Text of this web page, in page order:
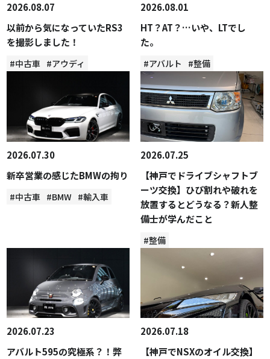
2026.08.07
以前から気になっていたRS3
を撮影しました！
#中古車 #アウディ
2026.08.01
HT？AT？…いや、LTでし
た。
#アバルト #整備
2026.07.30
新卒営業の感じたBMWの拘り
#中古車 #BMW #輸入車
2026.07.25
【神戸でドライブシャフトブ
ーツ交換】ひび割れや破れを
放置するとどうなる？新人整
備士が学んだこと
#整備
2026.07.23
アバルト595の究極系？！弊
2026.07.18
【神戸でNSXのオイル交換】